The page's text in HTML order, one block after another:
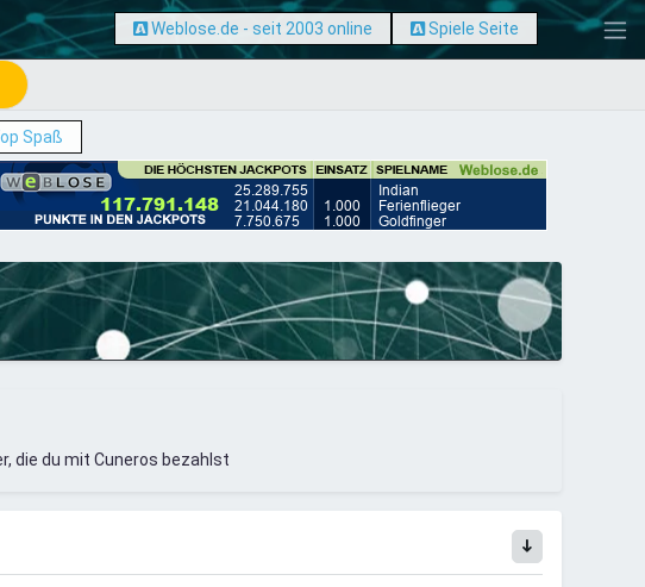
Weblose.de - seit 2003 online Spiele Seite
Spaß
die du mit Cuneros bezahlst